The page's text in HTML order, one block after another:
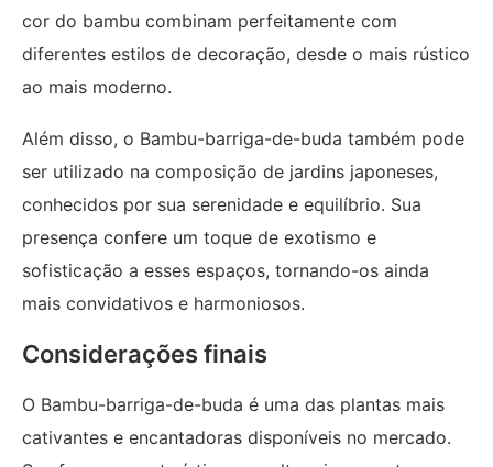
cor do bambu combinam perfeitamente com
diferentes estilos de decoração, desde o mais rústico
ao mais moderno.
Além disso, o Bambu-barriga-de-buda também pode
ser utilizado na composição de jardins japoneses,
conhecidos por sua serenidade e equilíbrio. Sua
presença confere um toque de exotismo e
sofisticação a esses espaços, tornando-os ainda
mais convidativos e harmoniosos.
Considerações finais
O Bambu-barriga-de-buda é uma das plantas mais
cativantes e encantadoras disponíveis no mercado.